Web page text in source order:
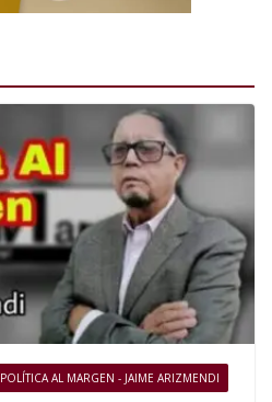
POLÍTICA AL MARGEN - JAIME ARIZMENDI